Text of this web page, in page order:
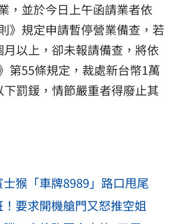
，並於今日上午函請業者依
》規定申請暫停營業備查，若
以上，卻未報請備查，將依
第55條規定，裁處新台幣1萬
罰鍰，情節嚴重者得廢止其
猴「車牌8989」路口甩尾
要求開機艙門又怒推空姐